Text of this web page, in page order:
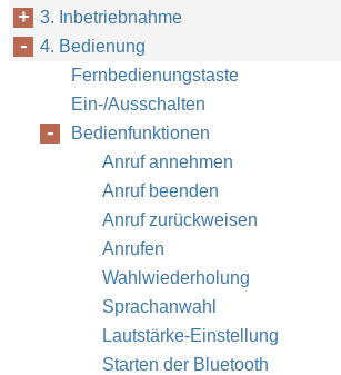
3. Inbetriebnahme
4. Bedienung
Fernbedienungstaste
Ein-/Ausschalten
Bedienfunktionen
Anruf annehmen
Anruf beenden
Anruf zurückweisen
Anrufen
Wahlwiederholung
Sprachanwahl
Lautstärke-Einstellung
Starten der Bluetooth